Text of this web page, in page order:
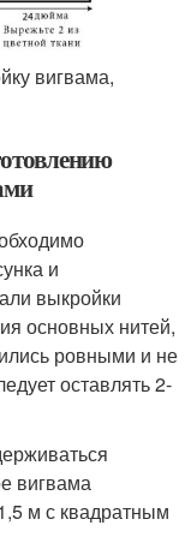
вигвама,
и
выкройки
основных нитей,
ровными и не
оставлять 2-
вигвама
м с квадратным